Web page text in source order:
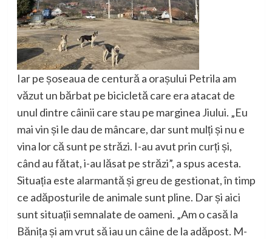
Iar pe șoseaua de centură a orașului Petrila am
văzut un bărbat pe bicicletă care era atacat de
unul dintre câinii care stau pe marginea Jiului. „Eu
mai vin și le dau de mâncare, dar sunt mulți și nu e
vina lor că sunt pe străzi. I-au avut prin curți și,
când au fătat, i-au lăsat pe străzi”, a spus acesta.
Situația este alarmantă și greu de gestionat, în timp
ce adăposturile de animale sunt pline. Dar și aici
sunt situații semnalate de oameni. „Am o casă la
Bănița și am vrut să iau un câine de la adăpost. M-